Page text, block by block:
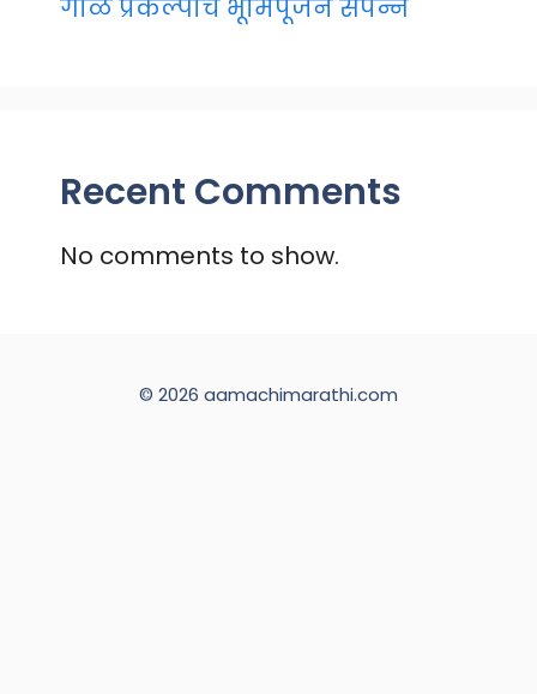
गाळ प्रकल्पाचे भूमिपूजन संपन्न
Recent Comments
No comments to show.
© 2026 aamachimarathi.com